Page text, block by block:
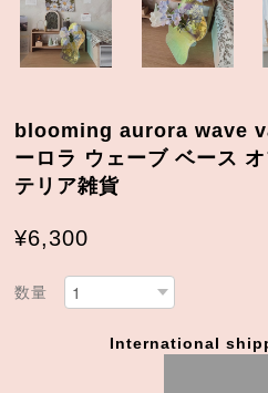
blooming aurora wave
ーロラ ウェーブ ベース
テリア雑貨
¥6,300
数量
International